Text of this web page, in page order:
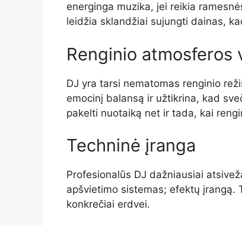
energinga muzika, jei reikia
leidžia sklandžiai sujungti dainas,
Renginio atmosferos
DJ yra tarsi nematomas renginio
emocinį balansą ir užtikrina, kad
pakelti nuotaiką net ir tada, kai
Techninė įranga
Profesionalūs DJ dažniausiai
apšvietimo sistemas; efektų įrangą.
konkrečiai erdvei.